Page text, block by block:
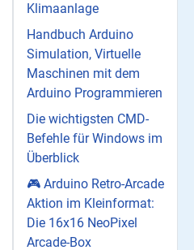
Klimaanlage
Handbuch Arduino
Simulation, Virtuelle
Maschinen mit dem
Arduino Programmieren
Die wichtigsten CMD-
Befehle für Windows im
Überblick
🎮 Arduino Retro-Arcade
Aktion im Kleinformat:
Die 16x16 NeoPixel
Arcade-Box